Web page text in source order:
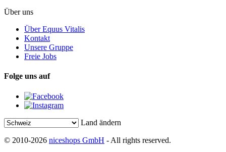
Über uns
Über Equus Vitalis
Kontakt
Unsere Gruppe
Freie Jobs
Folge uns auf
Land ändern
© 2010-2026 niceshops GmbH - All rights reserved.